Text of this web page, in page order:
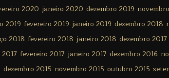
2020 janeiro 2020 dezembro 2019
2019 fevereiro 2019 janeiro 2019 dezembro 2018
2018 fevereiro 2018 janeiro 2018 dezembro 2017
fevereiro 2017 janeiro 2017 dezembro 2016
dezembro 2015 novembro 2015 outubro 2015